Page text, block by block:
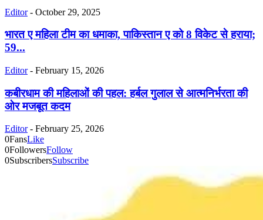
Editor - October 29, 2025
भारत ए महिला टीम का धमाका, पाकिस्तान ए को 8 विकेट से हराया;
59...
Editor - February 15, 2026
कबीरधाम की महिलाओं की पहल: हर्बल गुलाल से आत्मनिर्भरता की
ओर मजबूत कदम
Editor - February 25, 2026
0FansLike
0FollowersFollow
0SubscribersSubscribe